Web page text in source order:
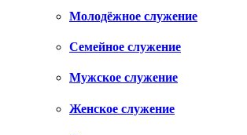
Молодёжное служение
Семейное служение
Мужское служение
Женское служение